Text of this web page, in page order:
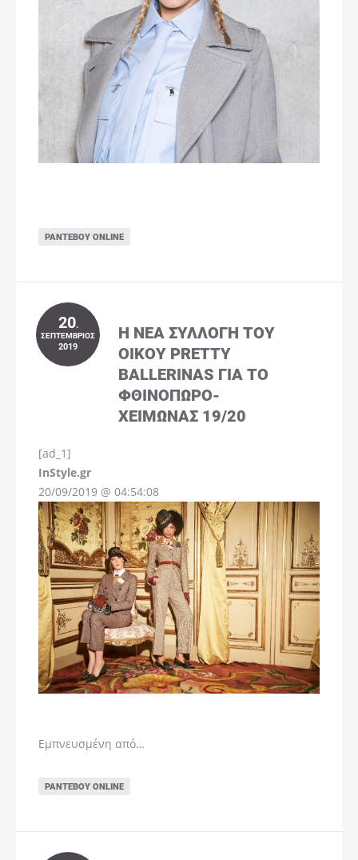
ΡΑΝΤΕΒΟΎ ONLINE
20.
ΣΕΠΤΈΜΒΡΙΟΣ
2019
Η ΝΈΑ ΣΥΛΛΟΓΉ ΤΟΥ
ΟΊΚΟΥ PRETTY
BALLERINAS ΓΙΑ ΤΟ
ΦΘΙΝΌΠΩΡΟ-
ΧΕΙΜΏΝΑΣ 19/20
[ad_1]
InStyle.gr
20/09/2019 @ 04:54:08
Εμπνευσμένη από…
ΡΑΝΤΕΒΟΎ ONLINE